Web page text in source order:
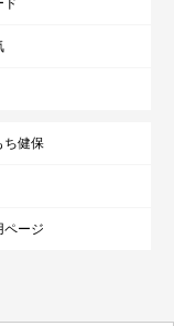
ち健保
ページ